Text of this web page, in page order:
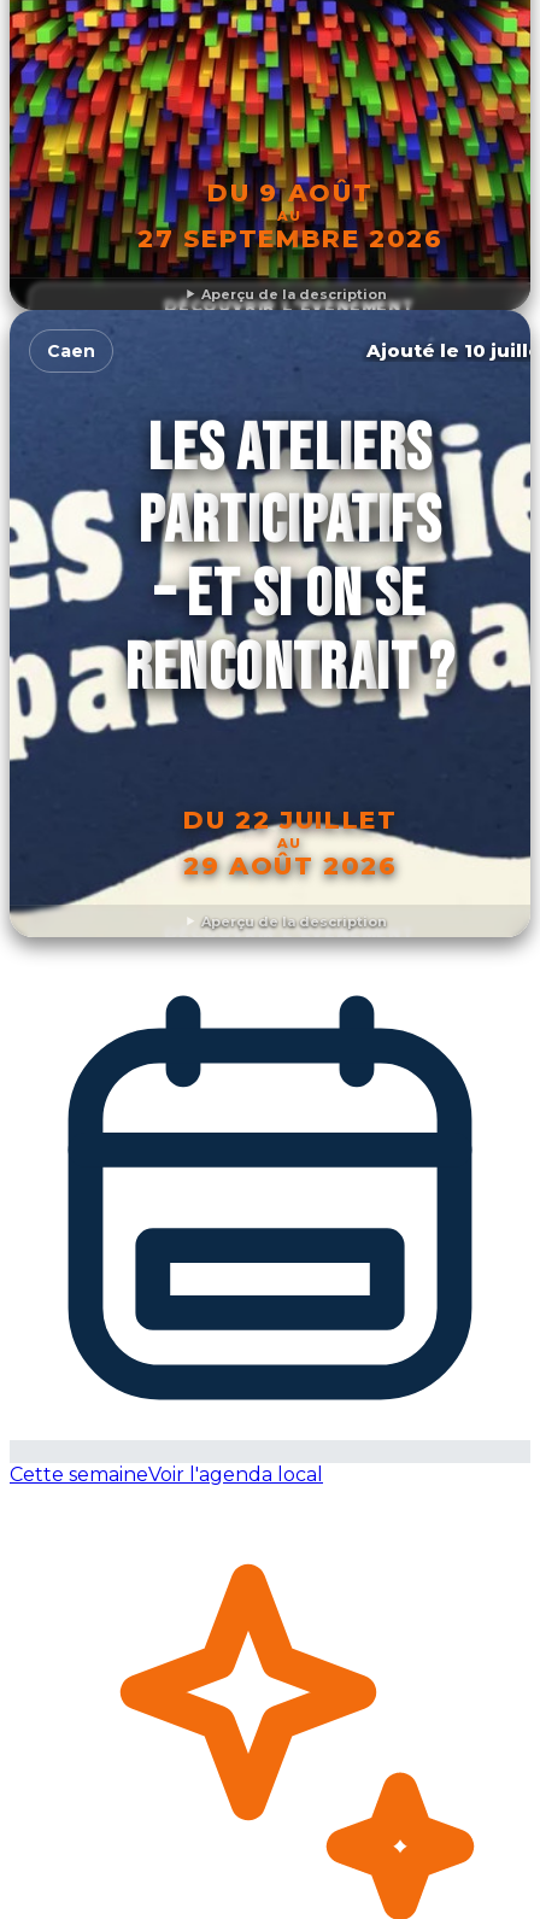
Aperçu de la description
DU 9 AOÛT
AU
27 SEPTEMBRE 2026
DÉCOUVRIR L'ÉVÉNEMENT
Aperçu de la description
Caen Ajouté le 10
LES ATELIERS
PARTICIPATIFS
– ET SI ON SE
RENCONTRAIT ?
DU 22 JUILLET
AU
29 AOÛT 2026
DÉCOUVRIR L'ÉVÉNEMENT
Cette semaineVoir l'agenda local